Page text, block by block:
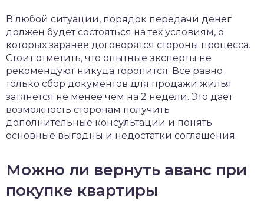
В любой ситуации, порядок передачи денег
должен будет состояться на тех условиям, о
которых заранее договорятся стороны процесса.
Стоит отметить, что опытные эксперты не
рекомендуют никуда торопится. Все равно
только сбор документов для продажи жилья
затянется не менее чем на 2 недели. Это дает
возможность сторонам получить
дополнительные консультации и понять
основные выгодны и недостатки соглашения.
Можно ли вернуть аванс при
покупке квартиры